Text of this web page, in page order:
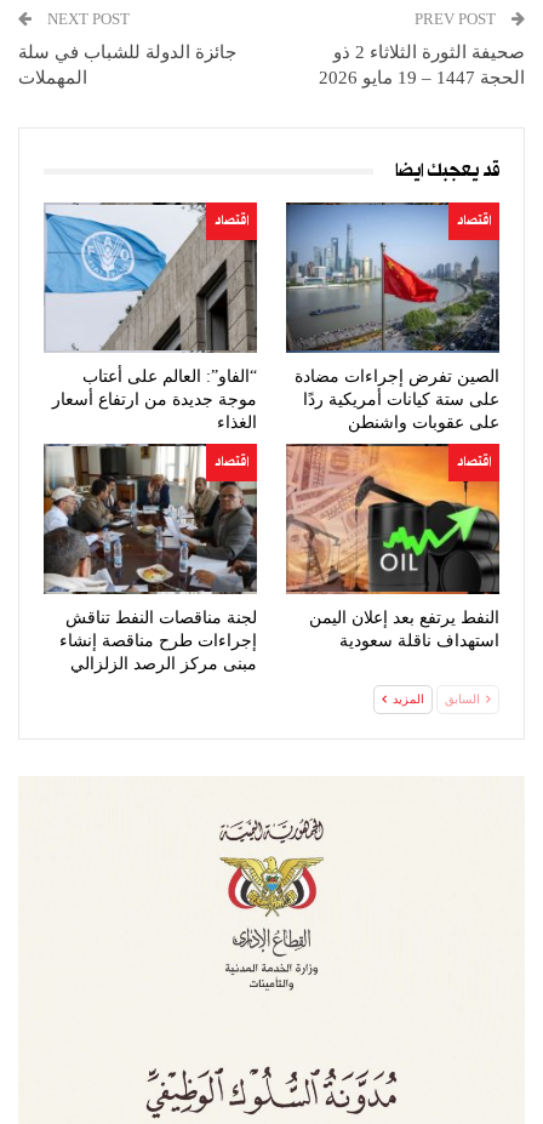
صحيفة الثورة الثلاثاء 2 ذو
الحجة 1447 – 19 مايو 2026
NEXT POST
جائزة الدولة للشباب في سلة
المهملات
قد يعجبك ايضا
اقتصاد
الصين تفرض إجراءات مضادة
على ستة كيانات أمريكية ردًا
على عقوبات واشنطن
اقتصاد
“الفاو”: العالم على أعتاب
موجة جديدة من ارتفاع أسعار
الغذاء
اقتصاد
النفط يرتفع بعد إعلان اليمن
استهداف ناقلة سعودية
اقتصاد
لجنة مناقصات النفط تناقش
إجراءات طرح مناقصة إنشاء
مبنى مركز الرصد الزلزالي
السابق المزيد